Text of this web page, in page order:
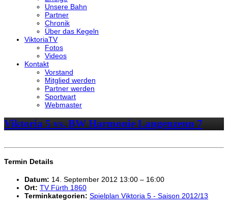
Unsere Bahn
Partner
Chronik
Über das Kegeln
ViktoriaTV
Fotos
Videos
Kontakt
Vorstand
Mitglied werden
Partner werden
Sportwart
Webmaster
Viktoria 5 vs. BW Harmonie Langenzenn 7
Termin Details
Datum: 14. September 2012 13:00 – 16:00
Ort: TV Fürth 1860
Terminkategorien: Spielplan Viktoria 5 - Saison 2012/13